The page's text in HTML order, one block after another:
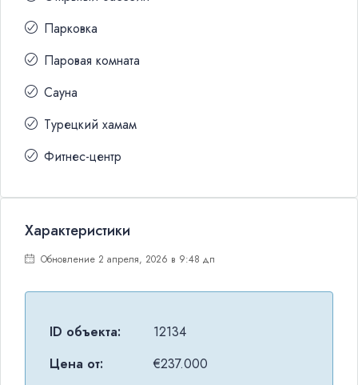
Парковка
Паровая комната
Сауна
Турецкий хамам
Фитнес-центр
Характеристики
Обновление 2 апреля, 2026 в 9:48 дп
ID объекта:
12134
Цена от:
€237.000